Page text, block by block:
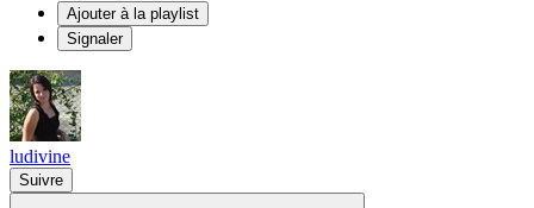
Ajouter à la playlist
Signaler
ludivine
Suivre